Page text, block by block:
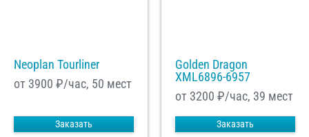
Neoplan Tourliner
от 3900 ₽/час, 50 мест
Заказать
Golden Dragon
XML6896-6957
от 3200 ₽/час, 39 мест
Заказать